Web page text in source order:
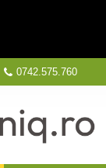
0742.575.760